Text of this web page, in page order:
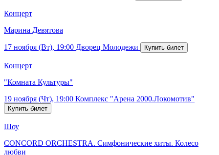
Концерт
Марина Девятова
17 ноября (Вт), 19:00 Дворец Молодежи
Концерт
"Комната Культуры"
19 ноября (Чт), 19:00 Комплекс "Арена 2000.Локомотив"
Шоу
CONCORD ORCHESTRA. Симфонические хиты. Колесо
любви